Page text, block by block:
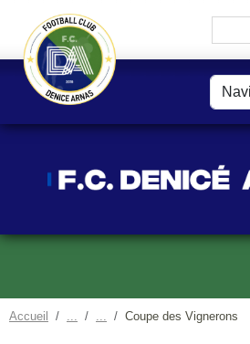
Accueil Coupe des Vignerons
Panneau de gestion des cookies